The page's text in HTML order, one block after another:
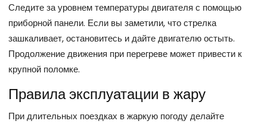
Следите за уровнем температуры двигателя с помощью
приборной панели. Если вы заметили, что стрелка
зашкаливает, остановитесь и дайте двигателю остыть.
Продолжение движения при перегреве может привести к
крупной поломке.
Правила эксплуатации в жару
При длительных поездках в жаркую погоду делайте